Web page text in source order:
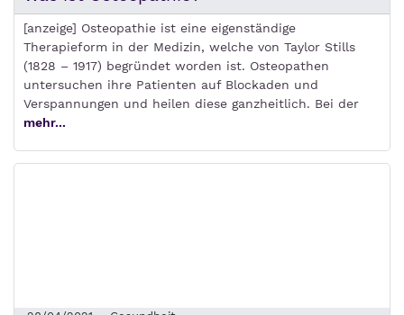
[anzeige] Osteopathie ist eine eigenständige
Therapieform in der Medizin, welche von Taylor Stills
(1828 – 1917) begründet worden ist. Osteopathen
untersuchen ihre Patienten auf Blockaden und
Verspannungen und heilen diese ganzheitlich. Bei der
mehr...